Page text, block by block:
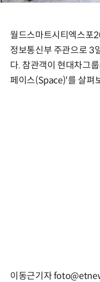
월드스마트시티엑스포
정보통신부 주관으로 3
다. 참관객이 현대차그
페이스(Space)'를 살펴
이동근기자